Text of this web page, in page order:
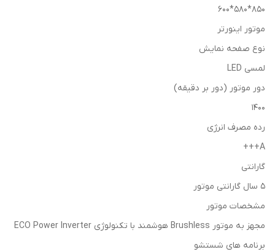
850*580*600
موتور اینورتر
نوع صفحه نمایش
لمسی LED
دور موتور (دور بر دقیقه)
1400
رده مصرف انرژی
A+++
گارانتی
5 سال گارانتی موتور
مشخصات موتور
مجهز به موتور Brushless هوشمند با تکنولوژی ECO Power Inverter
برنامه های شستشو